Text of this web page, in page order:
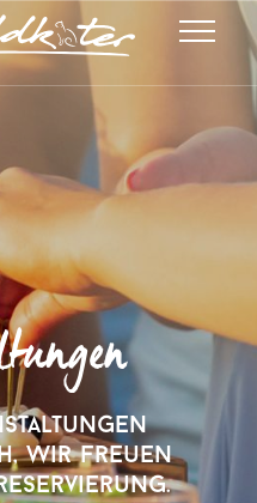
wir freuen